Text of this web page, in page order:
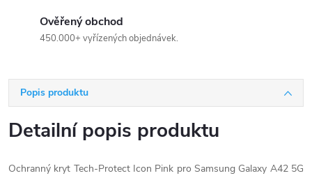
Ověřený obchod
450.000+ vyřízených objednávek.
Popis produktu
Detailní popis produktu
Ochranný kryt Tech-Protect Icon Pink pro Samsung Galaxy A42 5G